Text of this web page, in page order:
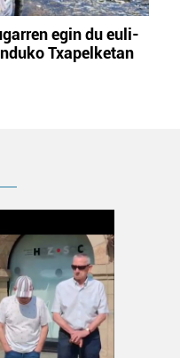
egin du euli-
Txapelketan